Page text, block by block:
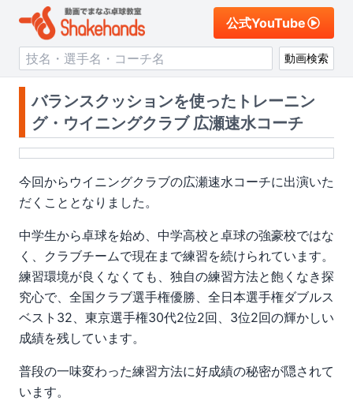
公式YouTube
動画検索
バランスクッションを使ったトレーニン
グ・ウイニングクラブ 広瀬速水コーチ
今回からウイニングクラブの広瀬速水コーチに出演いた
だくこととなりました。
中学生から卓球を始め、中学高校と卓球の強豪校ではな
く、クラブチームで現在まで練習を続けられています。
練習環境が良くなくても、独自の練習方法と飽くなき探
究心で、全国クラブ選手権優勝、全日本選手権ダブルス
ベスト32、東京選手権30代2位2回、3位2回の輝かしい
成績を残しています。
普段の一味変わった練習方法に好成績の秘密が隠されて
います。